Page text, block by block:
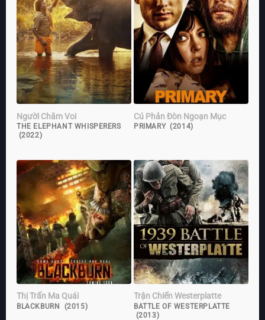
Người Chăm Voi
THE ELEPHANT WHISPERERS
(2022)
Cú Phản Đòn Ngoạn Mục
PRIMARY (2014)
Thị Trấn Ma Quái
BLACKBURN (2015)
Trận Chiến Westerplatte
BATTLE OF WESTERPLATTE
(2013)